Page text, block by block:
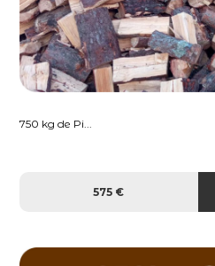
750 kg de Pi...
575 €